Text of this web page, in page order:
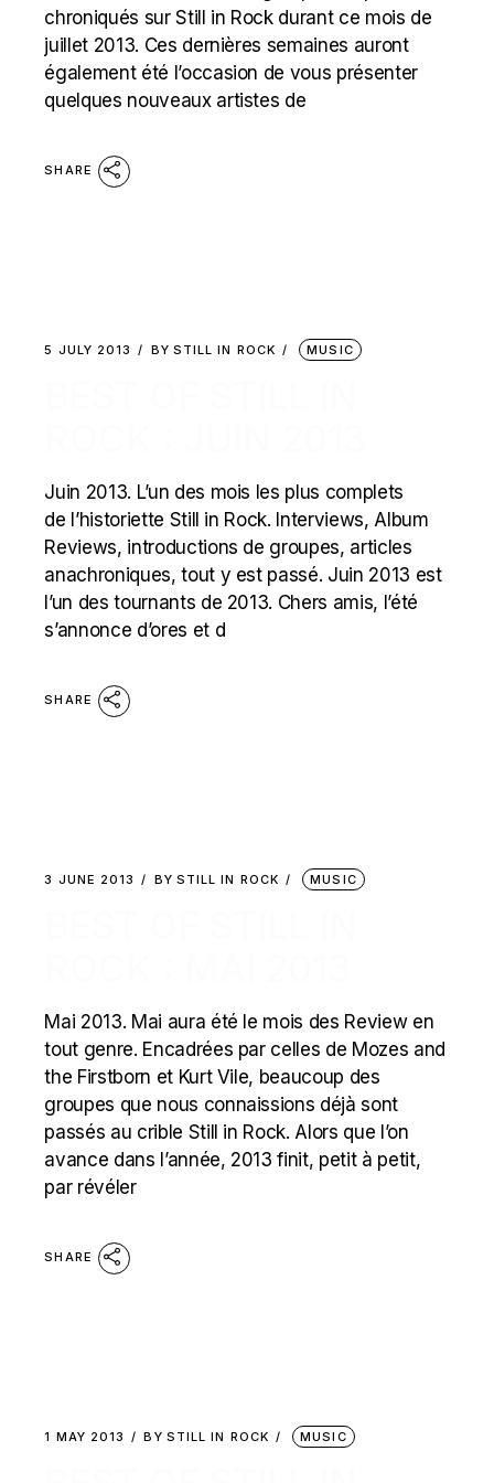
chroniqués sur Still in Rock durant ce mois de
juillet 2013. Ces dernières semaines auront
également été l’occasion de vous présenter
quelques nouveaux artistes de
SHARE
5 JULY 2013 BY STILL IN ROCK MUSIC
Juin 2013. L’un des mois les plus complets
de l’historiette Still in Rock. Interviews, Album
Reviews, introductions de groupes, articles
anachroniques, tout y est passé. Juin 2013 est
l’un des tournants de 2013. Chers amis, l’été
s’annonce d’ores et d
SHARE
3 JUNE 2013 BY STILL IN ROCK MUSIC
Mai 2013. Mai aura été le mois des Review en
tout genre. Encadrées par celles de Mozes and
the Firstborn et Kurt Vile, beaucoup des
groupes que nous connaissions déjà sont
passés au crible Still in Rock. Alors que l’on
avance dans l’année, 2013 finit, petit à petit,
par révéler
SHARE
1 MAY 2013 BY STILL IN ROCK MUSIC